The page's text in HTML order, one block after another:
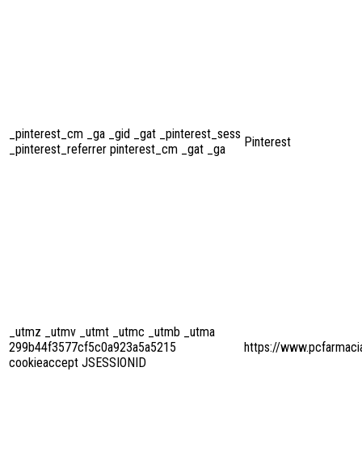
_pinterest_cm _ga _gid _gat _pinterest_sess
_pinterest_referrer pinterest_cm _gat _ga
Pinterest
_utmz _utmv _utmt _utmc _utmb _utma
299b44f3577cf5c0a923a5a5215
cookieaccept JSESSIONID
https://